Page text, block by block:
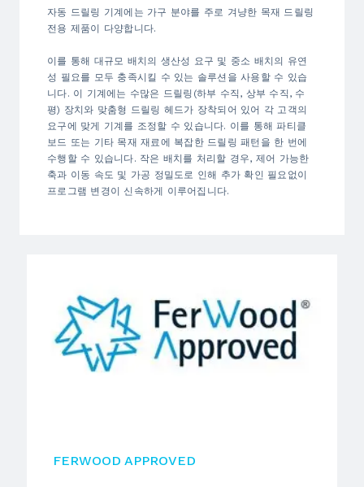
자동 드릴링 기계에는 가구 분야를 주로 겨냥한 목재 드릴링
전용 제품이 다양합니다.
이를 통해 대규모 배치의 생산성 요구 및 중소 배치의 유연
성 필요를 모두 충족시킬 수 있는 솔루션을 사용할 수 있습
니다. 이 기계에는 수많은 드릴링(하부 수직, 상부 수직, 수
평) 장치와 맞춤형 드릴링 헤드가 장착되어 있어 각 고객의
요구에 맞게 기계를 조정할 수 있습니다. 이를 통해 파티클
보드 또는 기타 목재 재료에 복잡한 드릴링 패턴을 한 번에
수행할 수 있습니다. 작은 배치를 처리할 경우, 제어 가능한
축과 이동 속도 및 가공 정밀도로 인해 추가 확인 필요없이
프로그램 변경이 신속하게 이루어집니다.
FERWOOD APPROVED